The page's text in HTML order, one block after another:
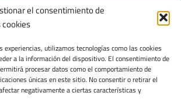
el consentimiento de
experiencias, utilizamos tecnologías como las cookies
a la información del dispositivo. El consentimiento de
procesar datos como el comportamiento de
únicas en este sitio. No consentir o retirar el
negativamente a ciertas características y
+100 Protocolos Online